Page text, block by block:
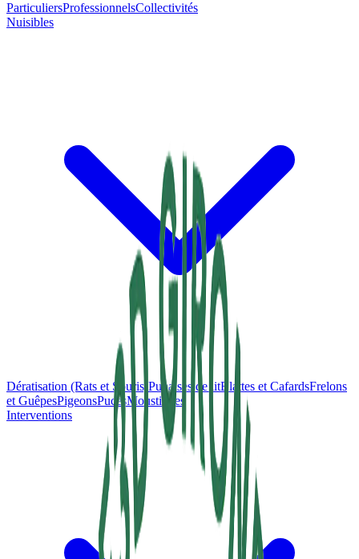
ParticuliersProfessionnelsCollectivités
Nuisibles
Dératisation (Rats et Souris) Punaises de litBlattes et CafardsFrelons
et GuêpesPigeonsPucesMoustiques
Interventions